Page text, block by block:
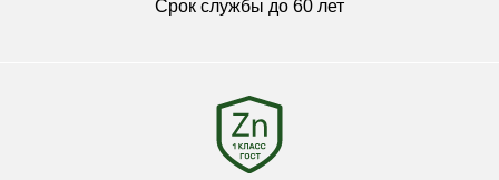
Срок службы до 60 лет